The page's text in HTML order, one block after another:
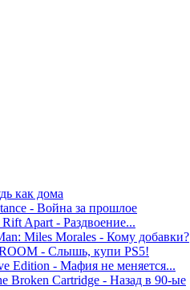
как дома
- Война за прошлое
Apart - Раздвоение...
Miles Morales - Кому добавки?
- Слышь, купи PS5!
Edition - Мафия не меняется...
Broken Cartridge - Назад в 90-ые